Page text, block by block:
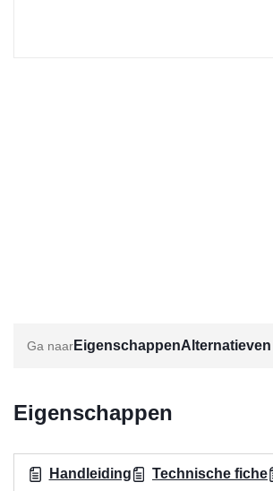
Eigenschappen
Eigenschappen
Handleiding Technische fiche